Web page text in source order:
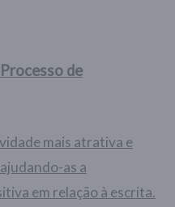
de
mais atrativa e
as a
em relação à escrita.